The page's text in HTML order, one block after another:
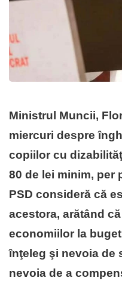
Ministrul Muncii,
miercuri despre
copiilor cu
80 de lei minim, per
PSD consideră că
acestora, arătând
economiilor la
înţeleg şi nevoia de
nevoia de a